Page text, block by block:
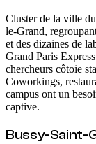
Cluster de la ville
le-Grand,
et des dizaines de
Grand Paris
chercheurs côtoie
Coworkings,
campus ont un
captive.
Bussy-Saint-